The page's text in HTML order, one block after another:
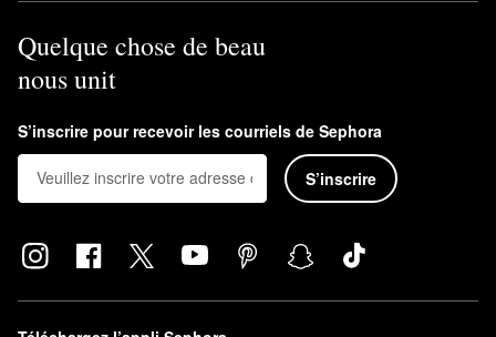
Quelque chose de beau
nous unit
S’inscrire pour recevoir les courriels de Sephora
S’inscrire